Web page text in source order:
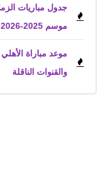
جدول مباريات
موسم 2025-2026
موعد مباراة
والقنوات الناقلة